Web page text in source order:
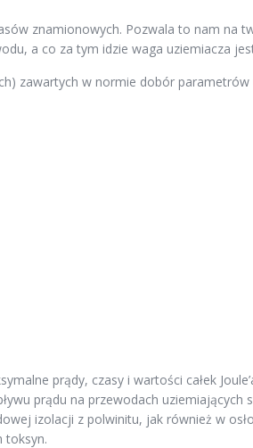
znamionowych. Pozwala to nam na
a co za tym idzie waga uziemiacza
zawartych w normie dobór parametrów
prądy, czasy i wartości całek
prądu na przewodach uziemiających
izolacji z polwinitu, jak również w
toksyn.